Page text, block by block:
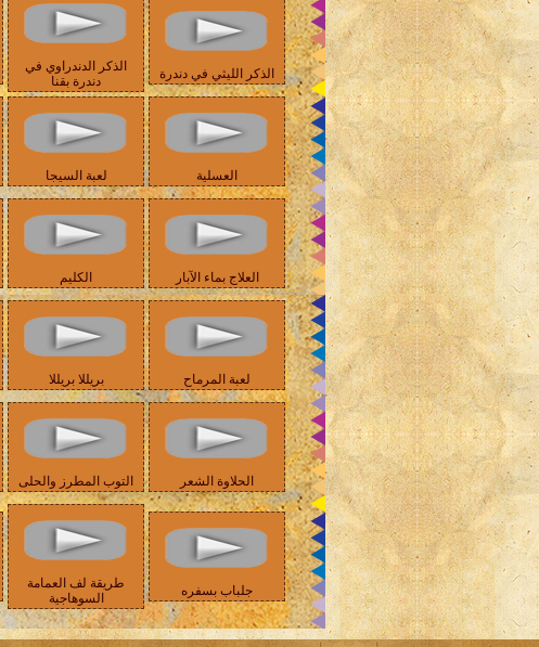
الذكر الليثي في دندرة
الذكر الدندراوي في
دندرة بقنا
العسلية لعبة السيجا
العلاج بماء الآبار الكليم
لعبة المرماح بريللا بريللا
الحلاوة الشعر التوب المطرز والحلى
جلباب بسفره
طريقة لف العمامة
السوهاجية